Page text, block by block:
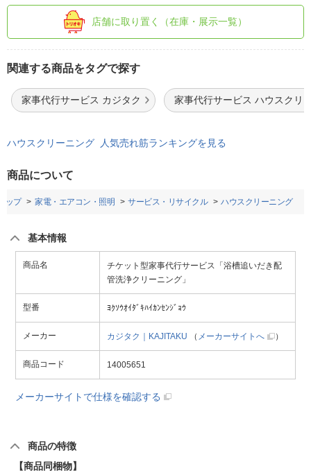
店舗に取り置く（在庫・展示一覧）
関連する商品をタグで探す
家事代行サービス カジタク 家事代行サービス ハウスクリ
ハウスクリーニング 人気売れ筋ランキングを見る
商品について
ップ 家電・エアコン・照明 サービス・リサイクル ハウスクリーニング
基本情報
商品名
チケット型家事代行サービス「浴槽追いだき配
管洗浄クリーニング」
型番 ﾖｸｿｳｵｲﾀﾞｷﾊｲｶﾝｾﾝｼﾞｮｳ
メーカー カジタク｜KAJITAKU （ メーカーサイトへ ）
商品コード 14005651
メーカーサイトで仕様を確認する
商品の特徴
【商品同梱物】